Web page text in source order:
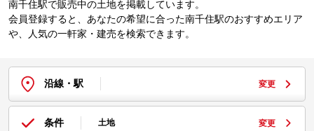
南千住駅で販売中の土地を掲載しています。
会員登録すると、あなたの希望に合った南千住駅のおすすめエリア
や、人気の一軒家・建売を検索できます。
沿線・駅 変更
条件 土地 変更